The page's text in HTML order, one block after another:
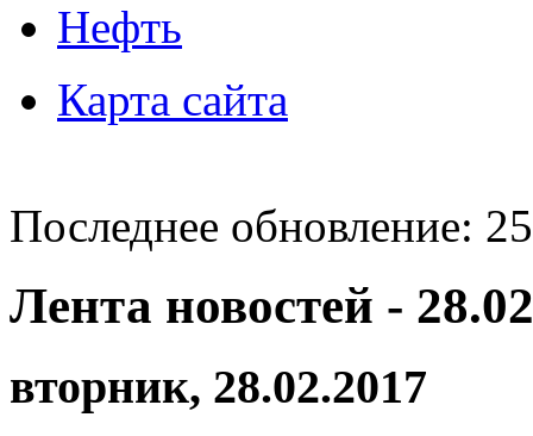
Нефть
Карта сайта
Последнее обновление:
Лента новостей -
вторник, 28.02.2017